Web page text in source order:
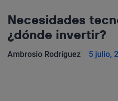
Necesidades
¿dónde invertir?
Ambrosio Rodríguez 5 julio,